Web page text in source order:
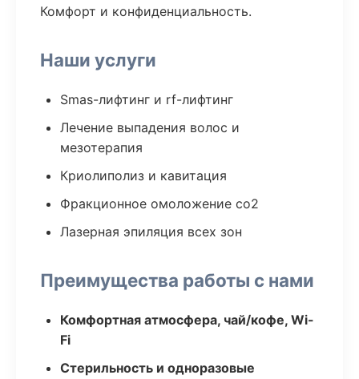
Комфорт и конфиденциальность.
Наши услуги
Smas-лифтинг и rf-лифтинг
Лечение выпадения волос и
мезотерапия
Криолиполиз и кавитация
Фракционное омоложение co2
Лазерная эпиляция всех зон
Преимущества работы с нами
Комфортная атмосфера, чай/кофе, Wi-
Fi
Стерильность и одноразовые